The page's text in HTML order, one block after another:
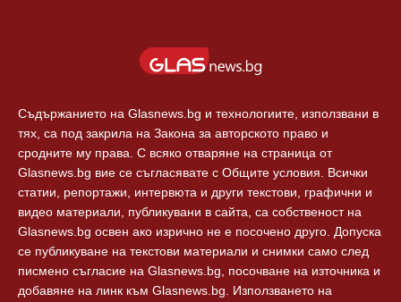
Съдържанието на Glasnews.bg и технологиите, използвани в
тях, са под закрила на Закона за авторското право и
сродните му права. С всяко отваряне на страница от
Glasnews.bg вие се съгласявате с Общите условия. Всички
статии, репортажи, интервюта и други текстови, графични и
видео материали, публикувани в сайта, са собственост на
Glasnews.bg освен ако изрично не е посочено друго. Допуска
се публикуване на текстови материали и снимки само след
писмено съгласие на Glasnews.bg, посочване на източника и
добавяне на линк към Glasnews.bg. Използването на